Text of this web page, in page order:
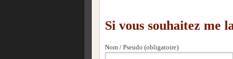
Si vous souhaitez me
Nom / Pseudo (obligatoire)